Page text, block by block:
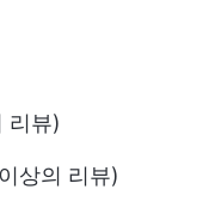
리뷰)
상의 리뷰)